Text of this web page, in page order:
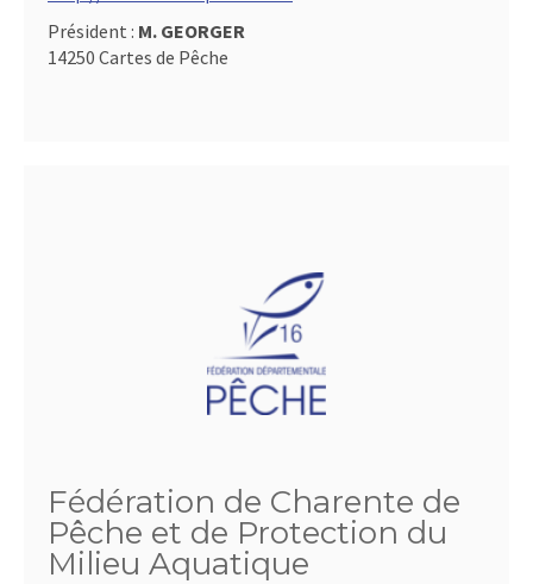
Président : M. GEORGER
14250 Cartes de Pêche
Fédération de Charente de
Pêche et de Protection du
Milieu Aquatique